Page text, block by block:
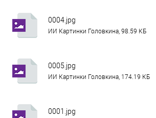
0004.jpg
ИИ Картинки Головкина, 98.59 КБ
0005.jpg
ИИ Картинки Головкина, 174.19 КБ
0001.jpg